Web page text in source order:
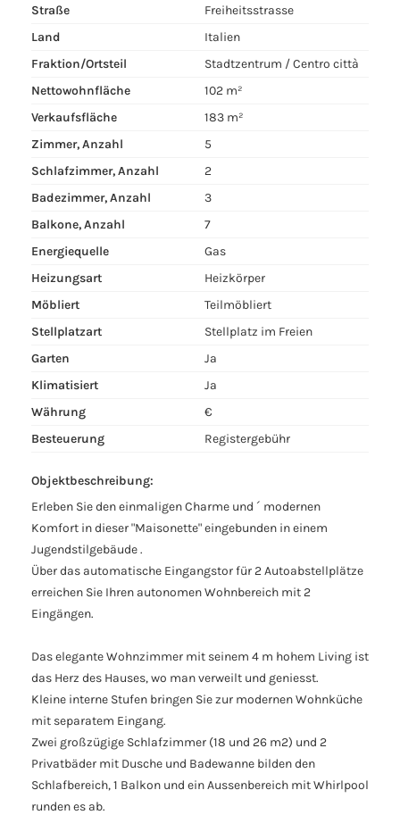
Straße
Freiheitsstrasse
Land
Italien
Fraktion/Ortsteil
Stadtzentrum / Centro città
Nettowohnfläche
102 m²
Verkaufsfläche
183 m²
Zimmer, Anzahl
5
Schlafzimmer, Anzahl
2
Badezimmer, Anzahl
3
Balkone, Anzahl
7
Energiequelle
Gas
Heizungsart
Heizkörper
Möbliert
Teilmöbliert
Stellplatzart
Stellplatz im Freien
Garten
Ja
Klimatisiert
Ja
Währung
€
Besteuerung
Registergebühr
Objektbeschreibung:
Erleben Sie den einmaligen Charme und ´ modernen
Komfort in dieser "Maisonette" eingebunden in einem
Jugendstilgebäude .
Über das automatische Eingangstor für 2 Autoabstellplätze
erreichen Sie Ihren autonomen Wohnbereich mit 2
Eingängen.
Das elegante Wohnzimmer mit seinem 4 m hohem Living ist
das Herz des Hauses, wo man verweilt und geniesst.
Kleine interne Stufen bringen Sie zur modernen Wohnküche
mit separatem Eingang.
Zwei großzügige Schlafzimmer (18 und 26 m2) und 2
Privatbäder mit Dusche und Badewanne bilden den
Schlafbereich, 1 Balkon und ein Aussenbereich mit Whirlpool
runden es ab.